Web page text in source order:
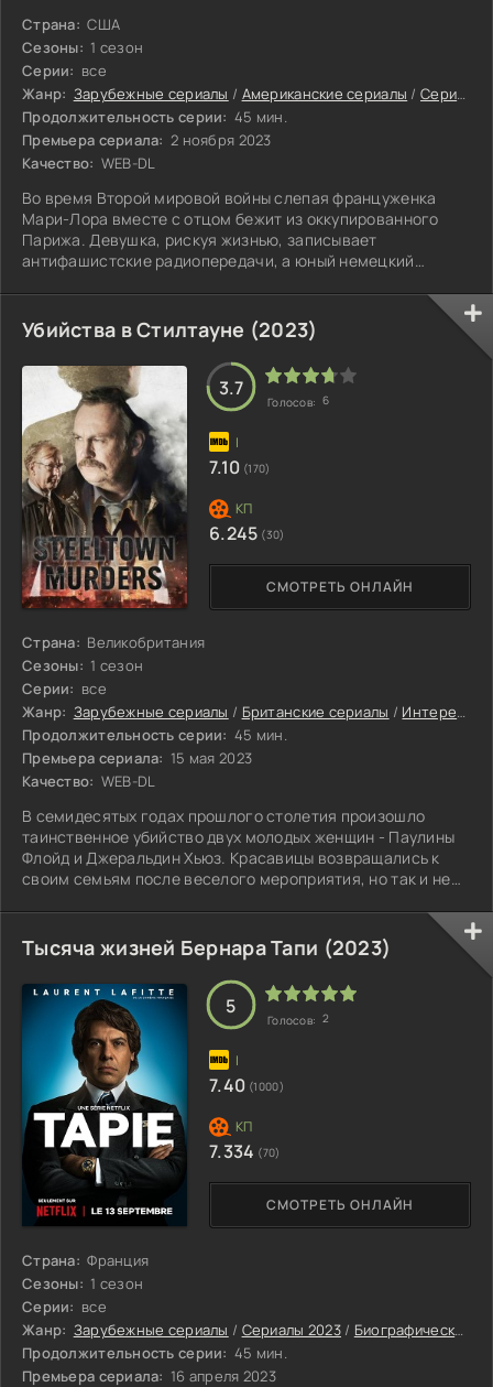
Страна: США
Сезоны: 1 сезон
Серии: все
Жанр: Зарубежные сериалы / Американские сериалы /Сериалы 2023
Продолжительность серии: 45 мин.
Премьера сериала: 2 ноября 2023
Качество: WEB-DL
Во время Второй мировой войны слепая француженка
Мари-Лора вместе с отцом бежит из оккупированного
Парижа. Девушка, рискуя жизнью, записывает
антифашистские радиопередачи, а юный немецкий
слушает ее трансляции и начинает сомневаться в своих
убеждениях.
Убийства в Стилтауне (2023)
Страна: Великобритания
Сезоны: 1 сезон
Серии: все
Жанр: Зарубежные сериалы / Британские сериалы / Интересные сериалы
Продолжительность серии: 45 мин.
Премьера сериала: 15 мая 2023
Качество: WEB-DL
В семидесятых годах прошлого столетия произошло
таинственное убийство двух молодых женщин - Паулины
Флойд и Джеральдин Хьюз. Красавицы возвращались к
своим семьям после веселого мероприятия, но так и не
СМОТРЕТЬ ОНЛАЙН
3.7
Голосов: 6
7.10 (170)
6.245 (30)
Тысяча жизней Бернара Тапи (2023)
Страна: Франция
Сезоны: 1 сезон
Серии: все
Жанр: Зарубежные сериалы / Сериалы 2023/ Биографические сериалы 2023
Продолжительность серии: 45 мин.
Премьера сериала: 16 апреля 2023
СМОТРЕТЬ ОНЛАЙН
5
Голосов: 2
7.40 (1000)
7.334 (70)